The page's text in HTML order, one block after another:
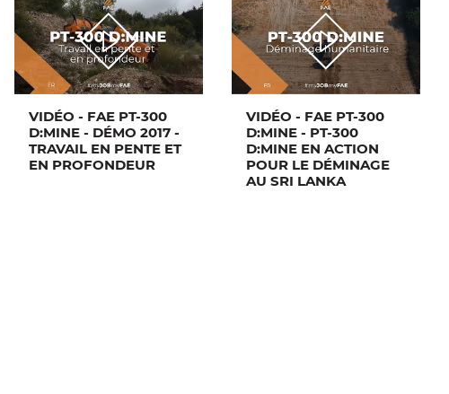
VIDÉO - FAE PT-300
D:MINE - DÉMO 2017 -
TRAVAIL EN PENTE ET
EN PROFONDEUR
VIDÉO - FAE PT-300
D:MINE - PT-300
D:MINE EN ACTION
POUR LE DÉMINAGE
AU SRI LANKA